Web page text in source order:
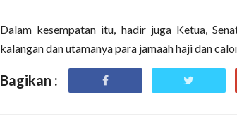
Dalam kesempatan itu, hadir juga Ketua,
kalangan dan utamanya para jamaah haji dan
Bagikan :